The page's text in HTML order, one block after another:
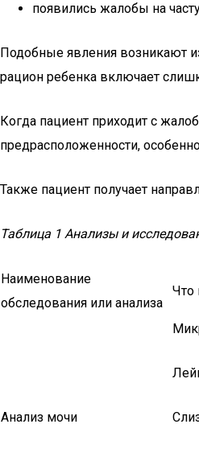
появились жалобы на
Подобные явления возникают
рацион ребенка включает
Когда пациент приходит с
предрасположенности,
Также пациент получает
Таблица 1 Анализы и
Наименование
обследования или анализа
Что
Анализ мочи